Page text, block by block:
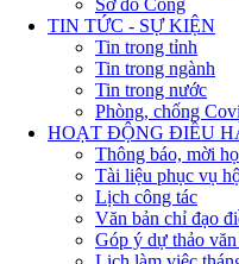
Sơ đồ Cổng
TIN TỨC - SỰ KIỆN
Tin trong tỉnh
Tin trong ngành
Tin trong nước
Phòng, chống
HOẠT ĐỘNG ĐIỀU
Thông báo, mời
Tài liệu phục vụ
Lịch công tác
Văn bản chỉ đạo
Góp ý dự thảo